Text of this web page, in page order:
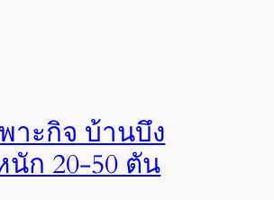
าะกิจ บ้านบึง
ก 20-50 ตัน